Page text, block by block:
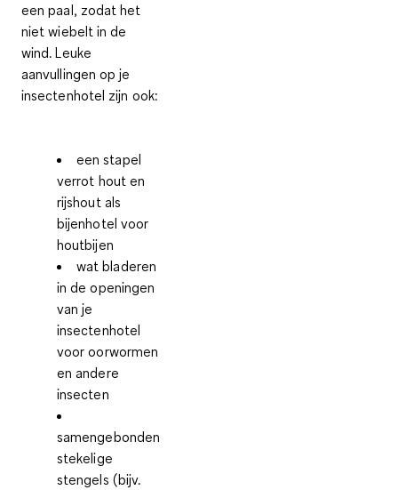
een paal, zodat het
niet wiebelt in de
wind.Leuke
aanvullingen op je
insectenhotel zijn ook:
een stapel
verrot hout en
rijshout als
bijenhotel voor
houtbijen
wat bladeren
in de openingen
van je
insectenhotel
voor oorwormen
en andere
insecten
samengebonden
stekelige
stengels (bijv.